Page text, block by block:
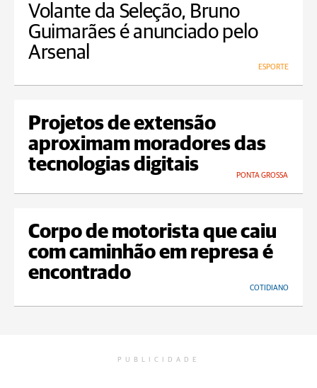
Volante da Seleção, Bruno
Guimarães é anunciado pelo
Arsenal
ESPORTE
Projetos de extensão
aproximam moradores das
tecnologias digitais
PONTA GROSSA
Corpo de motorista que caiu
com caminhão em represa é
encontrado
COTIDIANO
PUBLICIDADE